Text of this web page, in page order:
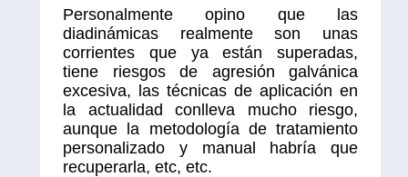
Personalmente opino que las
diadinámicas realmente son unas
corrientes que ya están superadas,
tiene riesgos de agresión galvánica
excesiva, las técnicas de aplicación en
la actualidad conlleva mucho riesgo,
aunque la metodología de tratamiento
personalizado y manual habría que
recuperarla, etc, etc.